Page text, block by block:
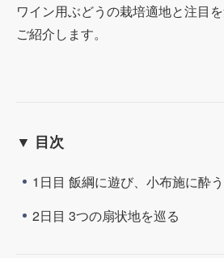
ワイン用ぶどうの栽培適地と注目
ご紹介します。
▼ 目次
1日目 飯綱に遊び、小布施に酔う
2日目 3つの扇状地を巡る